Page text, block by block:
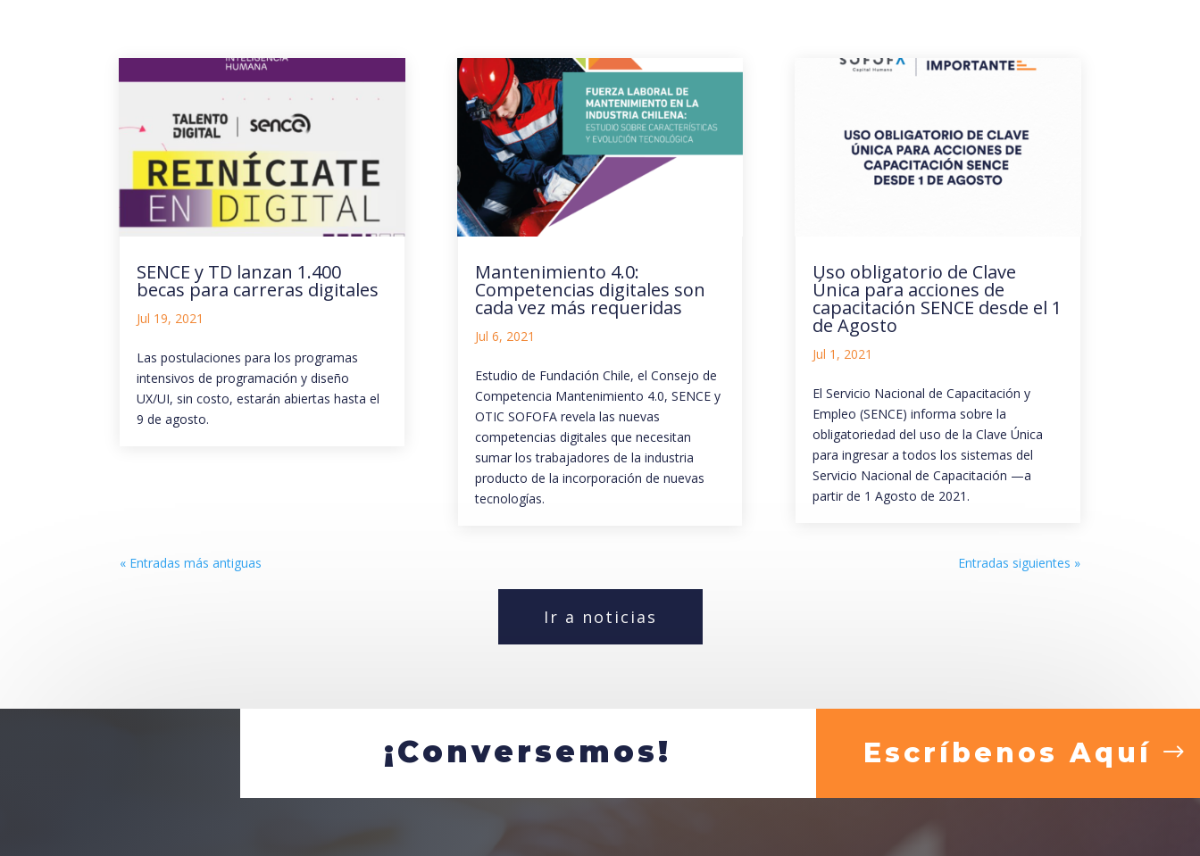
SENCE y TD lanzan 1.400
becas para carreras digitales
Jul 19, 2021
Las postulaciones para los programas
intensivos de programación y diseño
UX/UI, sin costo, estarán abiertas hasta el
9 de agosto.
Mantenimiento 4.0:
Competencias digitales son
cada vez más requeridas
Jul 6, 2021
Estudio de Fundación Chile, el Consejo de
Competencia Mantenimiento 4.0, SENCE y
OTIC SOFOFA revela las nuevas
competencias digitales que necesitan
sumar los trabajadores de la industria
producto de la incorporación de nuevas
tecnologías.
Uso obligatorio de Clave
Única para acciones de
capacitación SENCE desde el 1
de Agosto
Jul 1, 2021
El Servicio Nacional de Capacitación y
Empleo (SENCE) informa sobre la
obligatoriedad del uso de la Clave Única
para ingresar a todos los sistemas del
Servicio Nacional de Capacitación —a
partir de 1 Agosto de 2021.
« Entradas más antiguas Entradas siguientes »
Ir a noticias
¡Conversemos! Escríbenos Aquí